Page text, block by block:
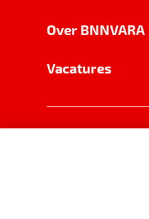
Over BNNVARA
Vacatures